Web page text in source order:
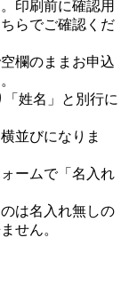
印刷前に確認用
らでご確認くだ
欄のままお申込
姓名」と別行に
並びになりま
ームで「名入れ
は名入れ無しの
せん。